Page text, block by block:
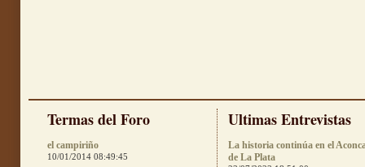
Termas del Foro
el campiriño
10/01/2014 08:49:45
Ultimas Entrevistas
La historia continúa en el
de La Plata